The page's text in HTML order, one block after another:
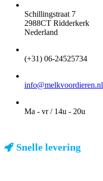
Schillingstraat 7
2988CT Ridderkerk
Nederland
(+31) 06-24525734
info@melkvoordieren.nl
Ma - vr / 14u - 20u
Snelle levering